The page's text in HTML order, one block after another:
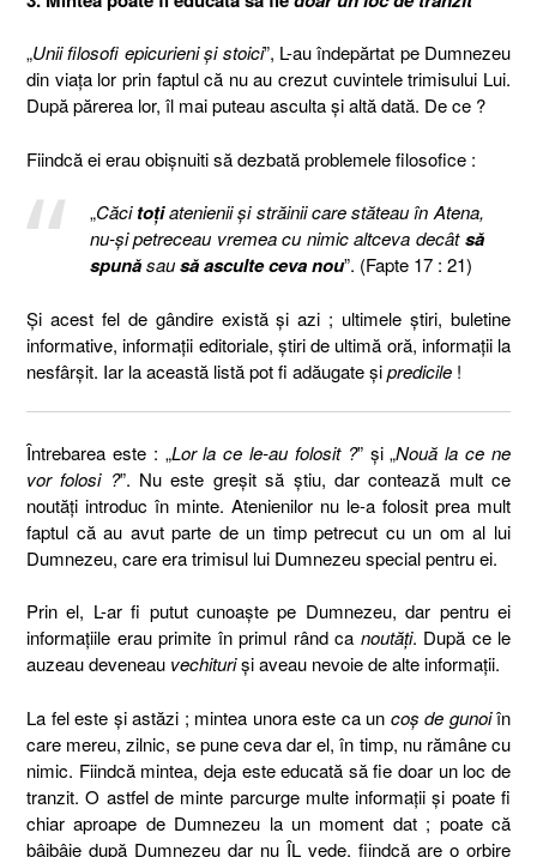
„Unii filosofi epicurieni şi stoici”, L-au îndepărtat pe Dumnezeu
din viaţa lor prin faptul că nu au crezut cuvintele trimisului Lui.
După părerea lor, îl mai puteau asculta şi altă dată. De ce ?
Fiindcă ei erau obişnuiti să dezbată problemele filosofice :
„Căcitoţiatenienii şi străinii care stăteau în Atena,
nu-şi petreceau vremea cu nimic altceva decâtsă
spunăsausă asculte ceva nou”. (Fapte 17 : 21)
Şi acest fel de gândire există şi azi ; ultimele ştiri, buletine
informative, informaţii editoriale, ştiri de ultimă oră, informaţii la
nesfârşit. Iar la această listă pot fi adăugate şipredicile !
Întrebarea este : „Lor la ce le-au folosit ?” şi „Nouă la ce ne
vor folosi ?”. Nu este greşit să ştiu, dar contează mult ce
noutăţi introduc în minte. Atenienilor nu le-a folosit prea mult
faptul că au avut parte de un timp petrecut cu un om al lui
Dumnezeu, care era trimisul lui Dumnezeu special pentru ei.
Prin el, L-ar fi putut cunoaşte pe Dumnezeu, dar pentru ei
informaţiile erau primite în primul rând ca noutăţi. După ce le
auzeau deveneau vechiturişi aveau nevoie de alte informaţii.
La fel este şi astăzi ; mintea unora este ca un coş de gunoiîn
care mereu, zilnic, se pune ceva dar el, în timp, nu rămâne cu
nimic. Fiindcă mintea, deja este educată să fie doar un loc de
tranzit. O astfel de minte parcurge multe informaţii şi poate fi
chiar aproape de Dumnezeu la un moment dat ; poate că
bâjbâie după Dumnezeu dar nu ÎL vede, fiindcă are o orbire